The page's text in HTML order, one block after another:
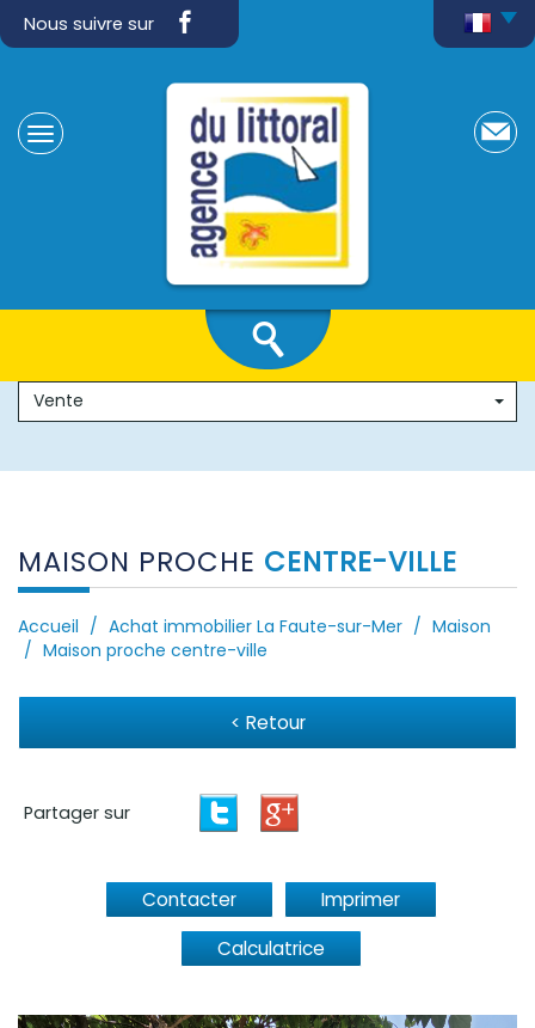
Nous suivre sur
Vente
MAISON PROCHE CENTRE-VILLE
Accueil Achat immobilier La Faute-sur-Mer
Maison
Maison proche centre-ville
< Retour
Partager sur
Contacter
Imprimer
Calculatrice